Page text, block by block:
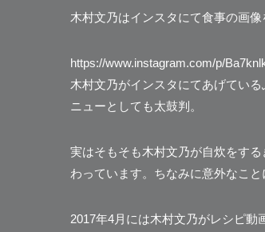
木村文乃はインスタにて食事の画
https://www.instagram.com/p/
木村文乃がインスタにてあげてい
ニューとしても太鼓判 。
実はそもそも木村文乃が自炊をす
わっています。ちなみに意外なこ
2017年4月には木村文乃がレシピ